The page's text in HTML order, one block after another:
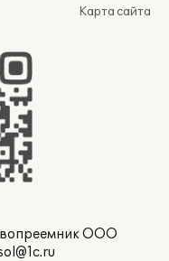
Карта сайта
ООО